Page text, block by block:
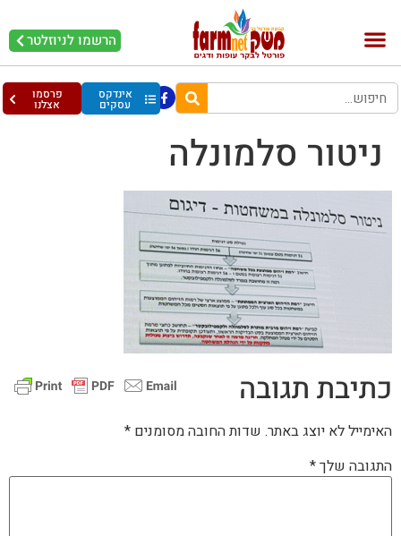
הרשמו לניוזלטר
אינדקס
עסקים
פרסמו
אצלנו
ניטור סלמונלה
כתיבת תגובה
האימייל לא יוצג באתר. שדות החובה מסומנים *
התגובה שלך*